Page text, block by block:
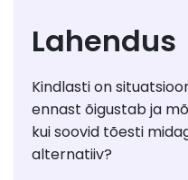
Lahendus
Kindlasti on
ennast õigustab ja
kui soovid tõesti
alternatiiv?